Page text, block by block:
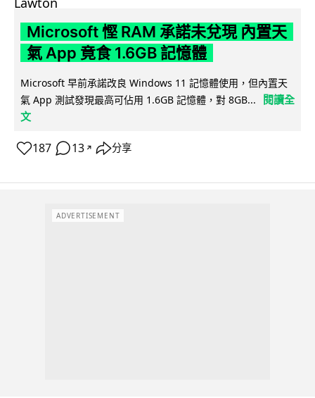
Microsoft 慳 RAM 承諾未兌現 內置天
氣 App 竟食 1.6GB 記憶體
Microsoft 早前承諾改良 Windows 11 記憶體使用，但內置天
氣 App 測試發現最高可佔用 1.6GB 記憶體，對 8GB...
閱讀全
文
187 13 ↗ 分享
ADVERTISEMENT